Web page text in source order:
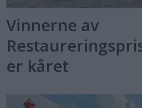
Vinnerne av
er kåret